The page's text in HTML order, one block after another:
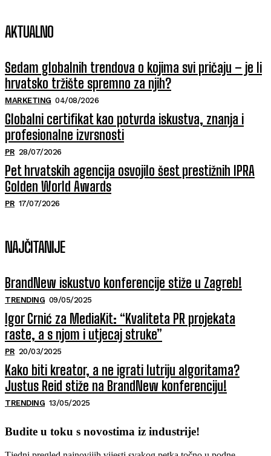
AKTUALNO
Sedam globalnih trendova o kojima svi pričaju – je li
hrvatsko tržište spremno za njih?
MARKETING 04/08/2026
Globalni certifikat kao potvrda iskustva, znanja i
profesionalne izvrsnosti
PR 28/07/2026
Pet hrvatskih agencija osvojilo šest prestižnih IPRA
Golden World Awards
PR 17/07/2026
NAJČITANIJE
BrandNew iskustvo konferencije stiže u Zagreb!
TRENDING 09/05/2025
Igor Crnić za MediaKit: “Kvaliteta PR projekata
raste, a s njom i utjecaj struke”
PR 20/03/2025
Kako biti kreator, a ne igrati lutriju algoritama?
Justus Reid stiže na BrandNew konferenciju!
TRENDING 13/05/2025
Budite u toku s novostima iz industrije!